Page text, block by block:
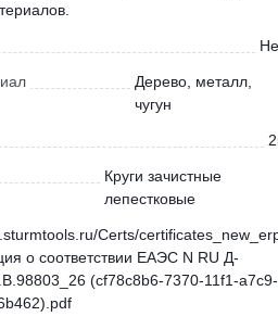
Дерево, металл,
чугун
Круги зачистные
лепестковые
Certs/
о соответствии ЕАЭС N RU Д-
(cf78c8b6-7370-11f1-a7c9-